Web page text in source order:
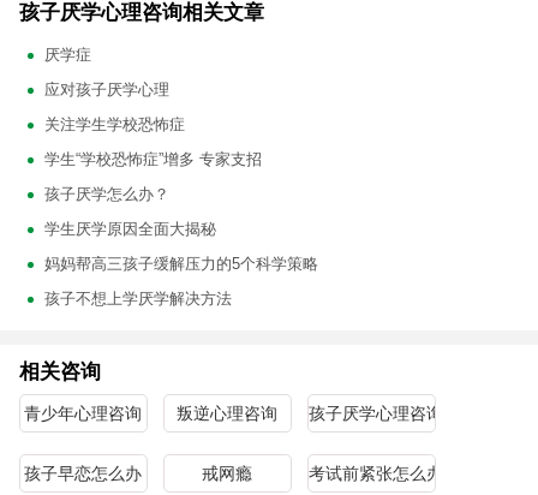
孩子厌学心理咨询相关文章
厌学症
应对孩子厌学心理
关注学生学校恐怖症
学生“学校恐怖症”增多 专家支招
孩子厌学怎么办？
学生厌学原因全面大揭秘
妈妈帮高三孩子缓解压力的5个科学策略
孩子不想上学厌学解决方法
相关咨询
青少年心理咨询 叛逆心理咨询 孩子厌学心理咨询
孩子早恋怎么办 戒网瘾 考试前紧张怎么办